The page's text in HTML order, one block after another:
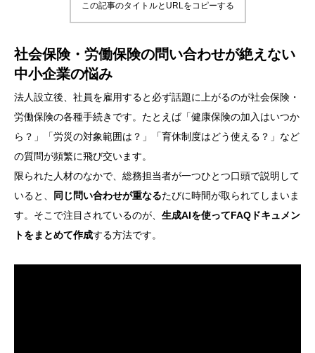
この記事のタイトルとURLをコピーする
社会保険・労働保険の問い合わせが絶えない
中小企業の悩み
法人設立後、社員を雇用すると必ず話題に上がるのが社会保険・
労働保険の各種手続きです。たとえば「健康保険の加入はいつか
ら？」「労災の対象範囲は？」「育休制度はどう使える？」など
の質問が頻繁に飛び交います。
限られた人材のなかで、総務担当者が一つひとつ口頭で説明して
いると、
同じ問い合わせが重なるたびに時間が取られてしまいま
す。そこで注目されているのが、 生成AIを使ってFAQドキュメン
トをまとめて作成する方法です。